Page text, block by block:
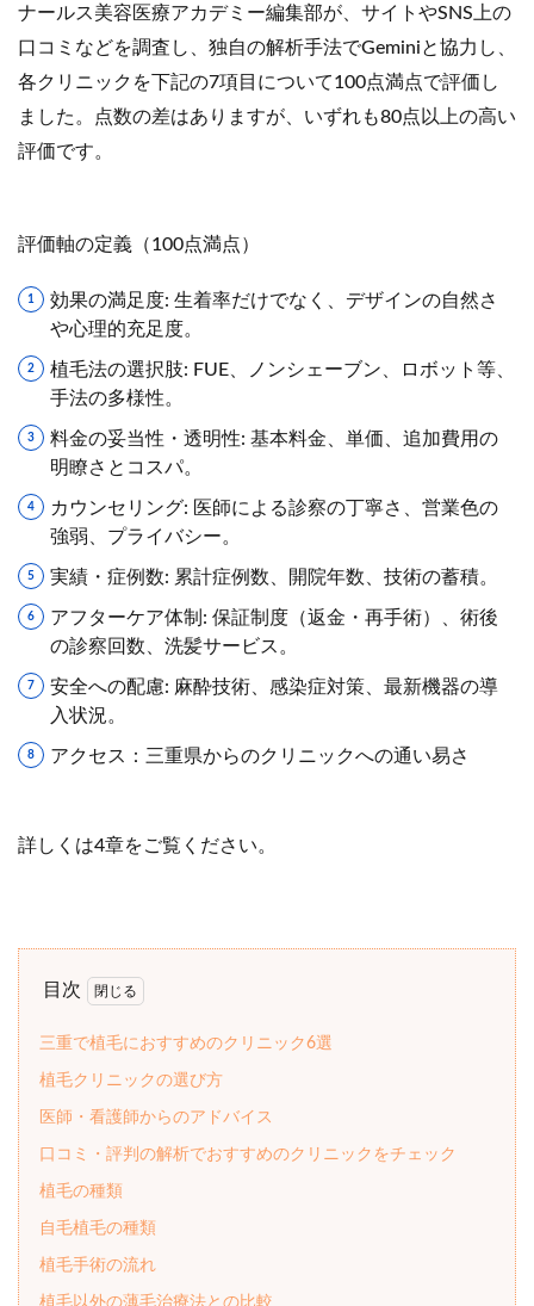
ナールス美容医療アカデミー編集部が、サイトやSNS上の
口コミなどを調査し、独自の解析手法でGeminiと協力し、
各クリニックを下記の7項目について100点満点で評価し
ました。点数の差はありますが、いずれも80点以上の高い
評価です。
評価軸の定義（100点満点）
効果の満足度: 生着率だけでなく、デザインの自然さ
や心理的充足度。
植毛法の選択肢: FUE、ノンシェーブン、ロボット等、
手法の多様性。
料金の妥当性・透明性: 基本料金、単価、追加費用の
明瞭さとコスパ。
カウンセリング: 医師による診察の丁寧さ、営業色の
強弱、プライバシー。
実績・症例数: 累計症例数、開院年数、技術の蓄積。
アフターケア体制: 保証制度（返金・再手術）、術後
の診察回数、洗髪サービス。
安全への配慮: 麻酔技術、感染症対策、最新機器の導
入状況。
アクセス：三重県からのクリニックへの通い易さ
詳しくは4章をご覧ください。
目次
三重で植毛におすすめのクリニック6選
植毛クリニックの選び方
医師・看護師からのアドバイス
口コミ・評判の解析でおすすめのクリニックをチェック
植毛の種類
自毛植毛の種類
植毛手術の流れ
植毛以外の薄毛治療法との比較